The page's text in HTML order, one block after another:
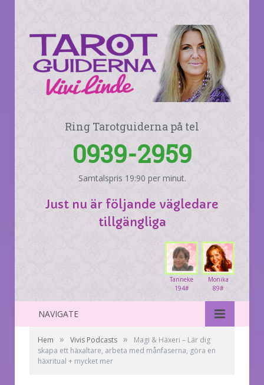
Ring Tarotguiderna på tel
0939-2959
Samtalspris 19:90 per minut.
Just nu är följande vägledare
tillgängliga
Monika
89#
Tanneke
194#
NAVIGATE
Hem » Vivis Podcasts »
Magi & Häxeri – Lär dig
skapa ett häxaltare, arbeta med månfaserna, göra en
häxritual + mycket mer